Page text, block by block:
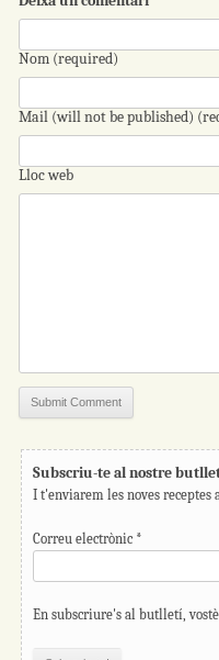
Nom (required)
Mail (will not be published)
Lloc web
Subscriu-te al nostre
I t'enviarem les noves receptes
Correu electrònic *
En subscriure's al butlletí,